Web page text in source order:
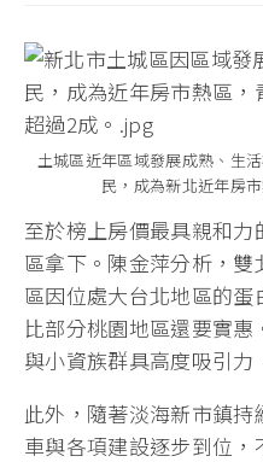
土城區近年區域發展成熟、生
民，成為新北近年房
至於榜上房價最具親和
區拿下。陳金萍分析，
區因位處大台北地區的
比部分桃園地區還要實
與小資族群具高度吸引力
此外，隨著淡海新市鎮
車與各項建設逐步到位